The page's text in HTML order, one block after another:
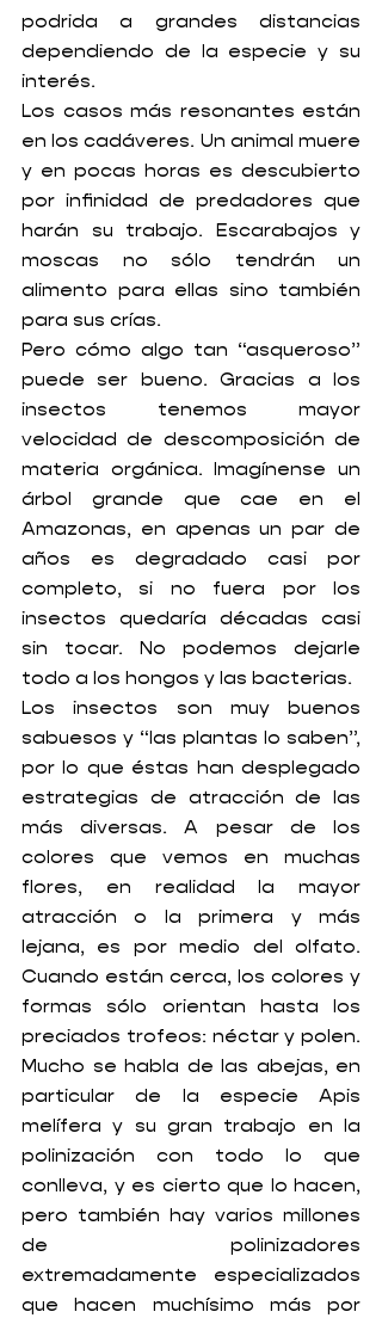
podrida a grandes distancias
dependiendo de la especie y su
interés.
Los casos más resonantes están
en los cadáveres. Un animal muere
y en pocas horas es descubierto
por infinidad de predadores que
harán su trabajo. Escarabajos y
moscas no sólo tendrán un
alimento para ellas sino también
para sus crías.
Pero cómo algo tan “asqueroso”
puede ser bueno. Gracias a los
insectos tenemos mayor
velocidad de descomposición de
materia orgánica. Imagínense un
árbol grande que cae en el
Amazonas, en apenas un par de
años es degradado casi por
completo, si no fuera por los
insectos quedaría décadas casi
sin tocar. No podemos dejarle
todo a los hongos y las bacterias.
Los insectos son muy buenos
sabuesos y “las plantas lo saben”,
por lo que éstas han desplegado
estrategias de atracción de las
más diversas. A pesar de los
colores que vemos en muchas
flores, en realidad la mayor
atracción o la primera y más
lejana, es por medio del olfato.
Cuando están cerca, los colores y
formas sólo orientan hasta los
preciados trofeos: néctar y polen.
Mucho se habla de las abejas, en
particular de la especie Apis
melífera y su gran trabajo en la
polinización con todo lo que
conlleva, y es cierto que lo hacen,
pero también hay varios millones
de polinizadores
extremadamente especializados
que hacen muchísimo más por